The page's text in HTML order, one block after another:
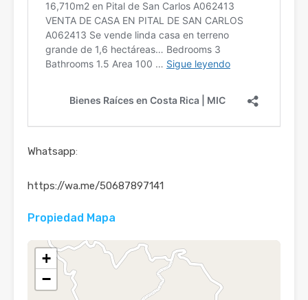
Whatsapp:
https://wa.me/50687897141
Propiedad Mapa
+
−